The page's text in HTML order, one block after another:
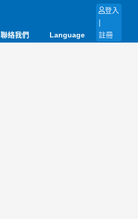
聯絡我們 Language
登入
|
註冊